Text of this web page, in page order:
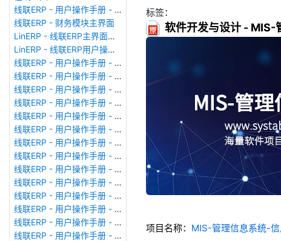
线联ERP - 用户操作手册 - 存货期初
线联ERP - 财务模块主界面
LinERP - 线联ERP主界面（HOME）
LinERP - 线联ERP用户操作手册 - 系统登陆
线联ERP - 用户操作手册 - 查看在线用户
线联ERP - 用户操作手册 - 数据备份
线联ERP - 用户操作手册 - 工厂管理
线联ERP - 用户操作手册 - 帐套管理
线联ERP - 用户操作手册 - 语种设置
线联ERP - 用户操作手册 - 国际化多语言
线联ERP - 用户操作手册 - 报表管理
线联ERP - 用户操作手册 - 字段名管理
线联ERP - 用户操作手册 - 模块管理
线联ERP - 用户操作手册 - 广播消息
线联ERP - 用户操作手册 - 审计日志
线联ERP - 用户操作手册 - 公司资料设置
线联ERP - 用户操作手册 - 系统参数设置
线联ERP - 用户操作手册 - 单据类型
标签：
软件开发与设计 - MIS-
项目名称： MIS-管理信息系统-